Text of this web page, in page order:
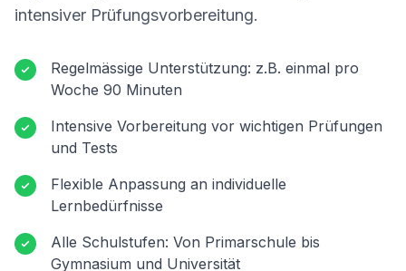
intensiver Prüfungsvorbereitung.
Regelmässige Unterstützung: z.B. einmal pro
Woche 90 Minuten
Intensive Vorbereitung vor wichtigen Prüfungen
und Tests
Flexible Anpassung an individuelle
Lernbedürfnisse
Alle Schulstufen: Von Primarschule bis
Gymnasium und Universität